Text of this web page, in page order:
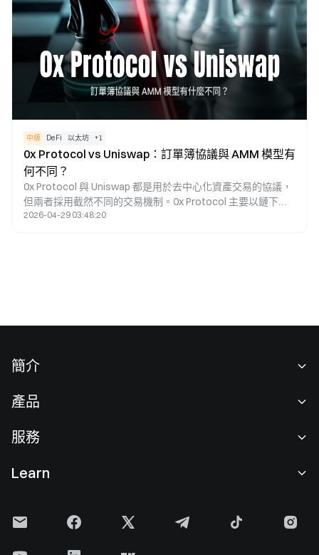
中級 DeFi 以太坊 +1
0x Protocol vs Uniswap：訂單簿協議與 AMM 模型有
何不同？
0x Protocol 與 Uniswap 都是用於去中心化資產交易的協議，
但兩者採用截然不同的交易機制。0x Protocol 主要以鏈下訂
單簿與鏈上結算的架構為基礎，透過聚合多元流動性來源，為
2026-04-29 03:48:20
簡介
新聞中心
產品
現貨交易
理財中心
服務
Learn
Gate 快訊